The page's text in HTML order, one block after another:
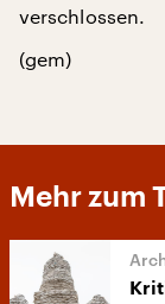
verschlossen.
(gem)
Mehr zum